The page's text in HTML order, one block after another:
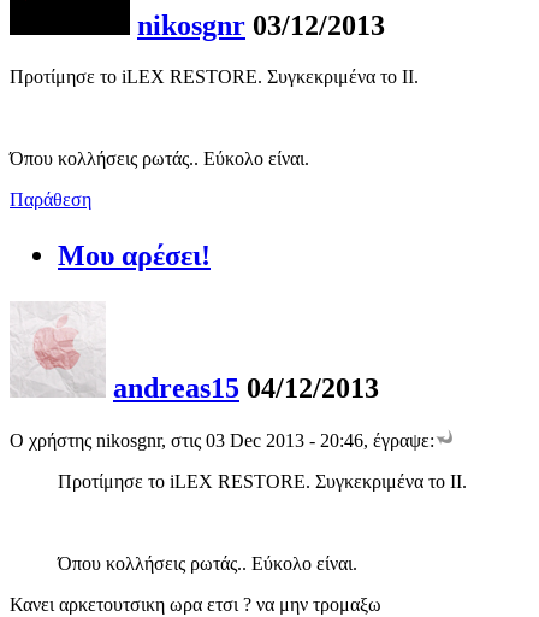
nikosgnr 03/12/2013
Προτίμησε το iLEX RESTORE. Συγκεκριμένα το ΙΙ.
Όπου κολλήσεις ρωτάς.. Εύκολο είναι.
Παράθεση
Μου αρέσει!
andreas15 04/12/2013
Ο χρήστης nikosgnr, στις 03 Dec 2013 - 20:46, έγραψε:
Προτίμησε το iLEX RESTORE. Συγκεκριμένα το ΙΙ.
Όπου κολλήσεις ρωτάς.. Εύκολο είναι.
Κανει αρκετουτσικη ωρα ετσι ? να μην τρομαξω